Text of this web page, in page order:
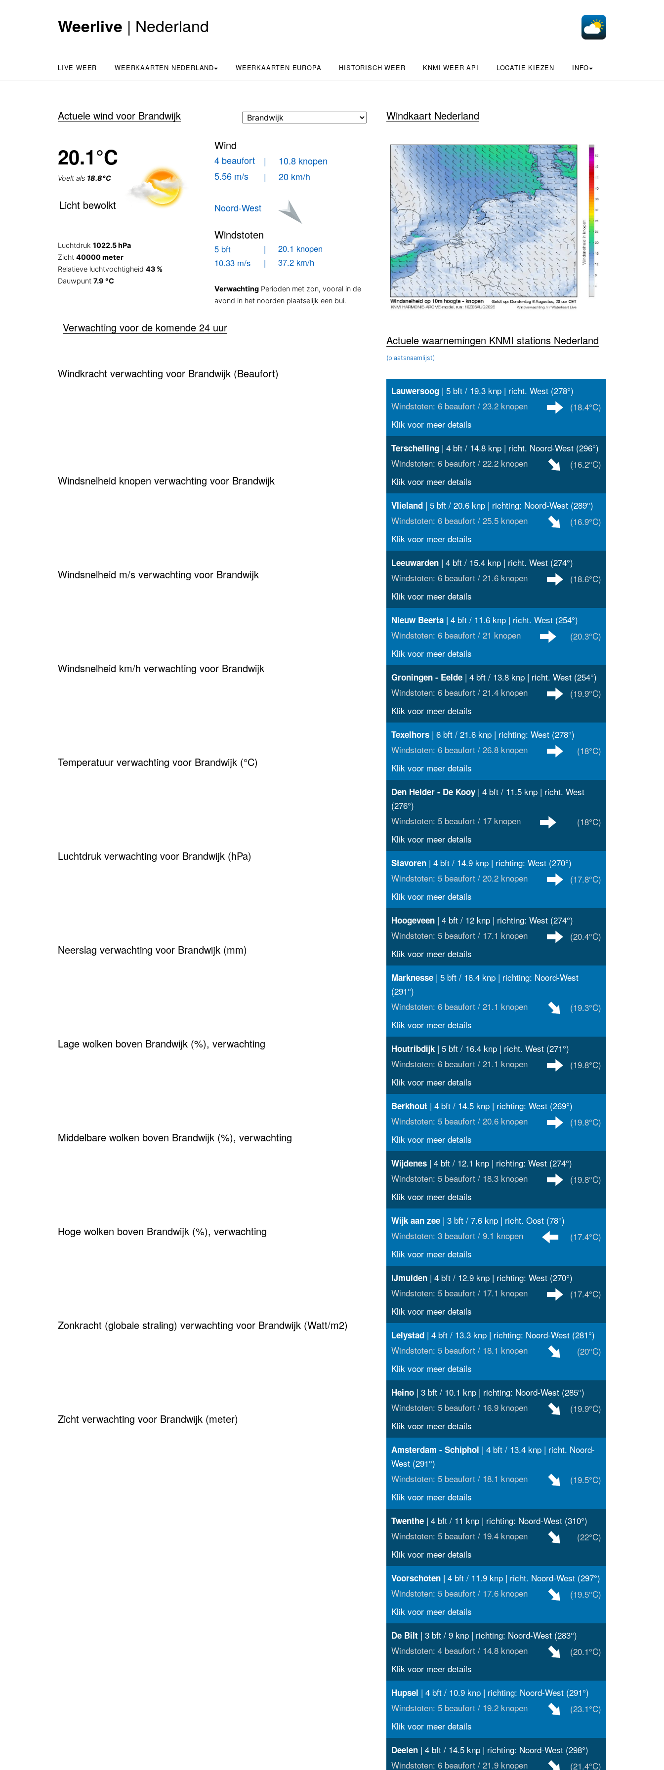
Weerlive | Nederland
LIVE WEER WEERKAARTEN NEDERLAND WEERKAARTEN EUROPA HISTORISCH WEER KNMI WEER API LOCATIE KIEZEN INFO
Actuele wind voor Brandwijk
Wind
4 beaufort
| 10.8 knopen
5.56 m/s
| 20 km/h
Noord-West
Windstoten
5 bft
| 20.1 knopen
10.33 m/s
| 37.2 km/h
Verwachting Perioden met zon, vooral in de
avond in het noorden plaatselijk een bui.
20.1°C
Voelt als 18.8°C
Licht bewolkt
Luchtdruk 1022.5 hPa
Zicht 40000 meter
Relatieve luchtvochtigheid 43 %
Dauwpunt 7.9 °C
Verwachting voor de komende 24 uur
Windkracht verwachting voor Brandwijk (Beaufort)
Windsnelheid knopen verwachting voor Brandwijk
Windsnelheid m/s verwachting voor Brandwijk
Windsnelheid km/h verwachting voor Brandwijk
Temperatuur verwachting voor Brandwijk (°C)
Luchtdruk verwachting voor Brandwijk (hPa)
Neerslag verwachting voor Brandwijk (mm)
Lage wolken boven Brandwijk (%), verwachting
Middelbare wolken boven Brandwijk (%), verwachting
Hoge wolken boven Brandwijk (%), verwachting
Zonkracht (globale straling) verwachting voor Brandwijk (Watt/m2)
Zicht verwachting voor Brandwijk (meter)
Windkaart Nederland
Actuele waarnemingen KNMI stations Nederland
(plaatsnaamlijst)
Lauwersoog| 5 bft / 19.3 knp | richt. West (278°)
Windstoten: 6 beaufort / 23.2 knopen
(18.4°C)
Klik voor meer details
Terschelling| 4 bft / 14.8 knp | richt. Noord-West (296°)
Windstoten: 6 beaufort / 22.2 knopen
(16.2°C)
Klik voor meer details
Vlieland| 5 bft / 20.6 knp | richting: Noord-West (289°)
Windstoten: 6 beaufort / 25.5 knopen
(16.9°C)
Klik voor meer details
Leeuwarden| 4 bft / 15.4 knp | richt. West (274°)
Windstoten: 6 beaufort / 21.6 knopen
(18.6°C)
Klik voor meer details
Nieuw Beerta| 4 bft / 11.6 knp | richt. West (254°)
Windstoten: 6 beaufort / 21 knopen
(20.3°C)
Klik voor meer details
Groningen - Eelde| 4 bft / 13.8 knp | richt. West (254°)
Windstoten: 6 beaufort / 21.4 knopen
(19.9°C)
Klik voor meer details
Texelhors| 6 bft / 21.6 knp | richting: West (278°)
Windstoten: 6 beaufort / 26.8 knopen
(18°C)
Klik voor meer details
Den Helder - De Kooy| 4 bft / 11.5 knp | richt. West
(276°)
Windstoten: 5 beaufort / 17 knopen
(18°C)
Klik voor meer details
Stavoren| 4 bft / 14.9 knp | richting: West (270°)
Windstoten: 5 beaufort / 20.2 knopen
(17.8°C)
Klik voor meer details
Hoogeveen| 4 bft / 12 knp | richting: West (274°)
Windstoten: 5 beaufort / 17.1 knopen
(20.4°C)
Klik voor meer details
Marknesse| 5 bft / 16.4 knp | richting: Noord-West
(291°)
Windstoten: 6 beaufort / 21.1 knopen
(19.3°C)
Klik voor meer details
Houtribdijk| 5 bft / 16.4 knp | richt. West (271°)
Windstoten: 6 beaufort / 21.1 knopen
(19.8°C)
Klik voor meer details
Berkhout| 4 bft / 14.5 knp | richting: West (269°)
Windstoten: 5 beaufort / 20.6 knopen
(19.8°C)
Klik voor meer details
Wijdenes| 4 bft / 12.1 knp | richting: West (274°)
Windstoten: 5 beaufort / 18.3 knopen
(19.8°C)
Klik voor meer details
Wijk aan zee| 3 bft / 7.6 knp | richt. Oost (78°)
Windstoten: 3 beaufort / 9.1 knopen
(17.4°C)
Klik voor meer details
IJmuiden| 4 bft / 12.9 knp | richting: West (270°)
Windstoten: 5 beaufort / 17.1 knopen
(17.4°C)
Klik voor meer details
Lelystad| 4 bft / 13.3 knp | richting: Noord-West (281°)
Windstoten: 5 beaufort / 18.1 knopen
(20°C)
Klik voor meer details
Heino| 3 bft / 10.1 knp | richting: Noord-West (285°)
Windstoten: 5 beaufort / 16.9 knopen
(19.9°C)
Klik voor meer details
Amsterdam - Schiphol | 4 bft / 13.4 knp | richt. Noord-
West (291°)
Windstoten: 5 beaufort / 18.1 knopen
(19.5°C)
Klik voor meer details
Twenthe| 4 bft / 11 knp | richting: Noord-West (310°)
Windstoten: 5 beaufort / 19.4 knopen
(22°C)
Klik voor meer details
Voorschoten| 4 bft / 11.9 knp | richt. Noord-West (297°)
Windstoten: 5 beaufort / 17.6 knopen
(19.5°C)
Klik voor meer details
De Bilt| 3 bft / 9 knp | richting: Noord-West (283°)
Windstoten: 4 beaufort / 14.8 knopen
(20.1°C)
Klik voor meer details
Hupsel | 4 bft / 10.9 knp | richting: Noord-West (291°)
Windstoten: 5 beaufort / 19.2 knopen
(23.1°C)
Klik voor meer details
Deelen| 4 bft / 14.5 knp | richting: Noord-West (298°)
Windstoten: 6 beaufort / 21.9 knopen
(21.4°C)